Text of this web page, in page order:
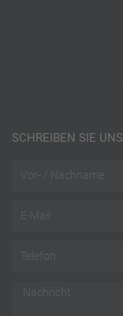
SCHREIBEN SIE UNS
Email
Telefon
Nachricht